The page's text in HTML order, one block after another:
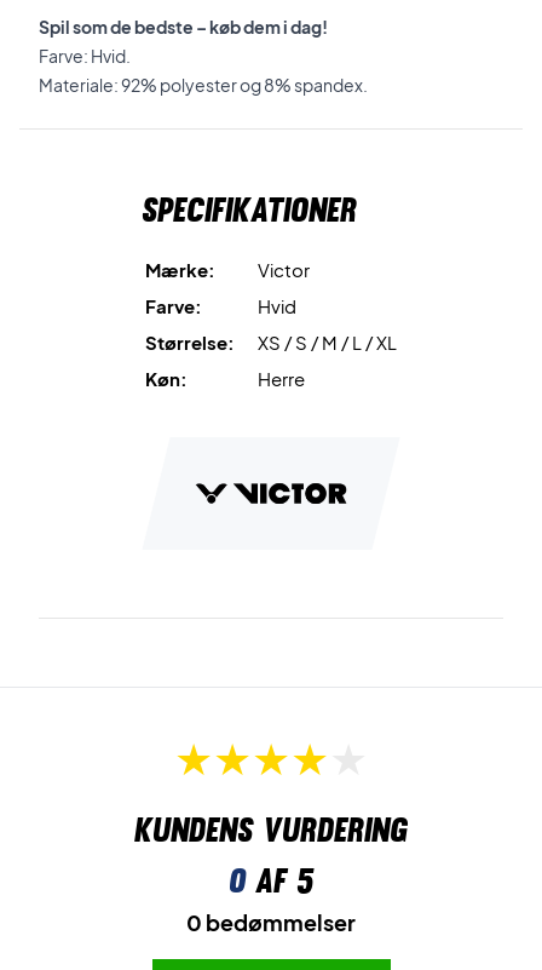
Spil som de bedste – køb dem i dag!
Farve: Hvid.
Materiale: 92% polyester og 8% spandex.
Specifikationer
Mærke:
Victor
Farve:
Hvid
Størrelse:
XS / S / M / L / XL
Køn:
Herre
Kundens vurdering
0af 5
0 bedømmelser